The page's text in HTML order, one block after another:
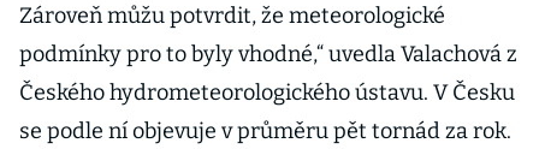
Zároveň můžu potvrdit, že meteorologické
podmínky pro to byly vhodné,“ uvedla Valachová z
Českého hydrometeorologického ústavu. V Česku
se podle ní objevuje v průměru pět tornád za rok.